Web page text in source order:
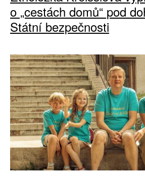
o „cestách domů“ pod
Státní bezpečnosti